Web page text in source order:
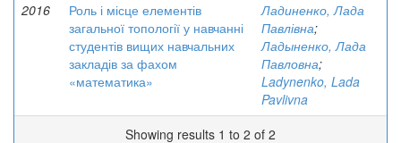
2016
Роль і місце елементів
загальної топології у навчанні
студентів вищих навчальних
закладів за фахом
«математика»
Ладиненко, Лада
Павлівна;
Ладыненко, Лада
Павловна;
Ladynenko, Lada
Pavlivna
Showing results 1 to 2 of 2